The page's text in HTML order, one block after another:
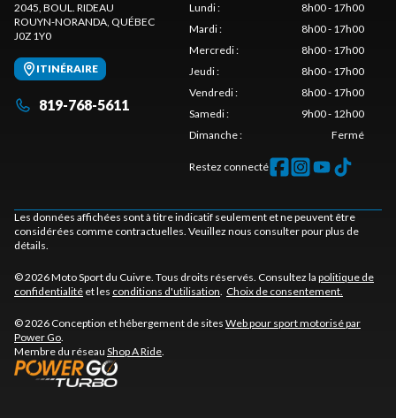
2045, BOUL. RIDEAU
ROUYN-NORANDA, QUÉBEC
J0Z 1Y0
ITINÉRAIRE
819-768-5611
Lundi:
8h00 - 17h00
Mardi:
8h00 - 17h00
Mercredi:
8h00 - 17h00
Jeudi:
8h00 - 17h00
Vendredi:
8h00 - 17h00
Samedi:
9h00 - 12h00
Dimanche: Fermé
Restez connecté
Les données affichées sont à titre indicatif seulement et ne peuvent être
considérées comme contractuelles. Veuillez nous consulter pour plus de
détails.
© 2026 Moto Sport du Cuivre. Tous droits réservés. Consultez la politique de
confidentialité et les conditions d'utilisation. Choix de consentement.
© 2026 Conception et hébergement de sites Web pour sport motorisé par
Power Go.
Membre du réseau Shop A Ride.